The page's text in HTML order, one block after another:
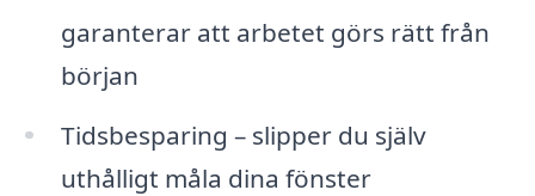
garanterar att arbetet görs rätt från
början
Tidsbesparing – slipper du själv
uthålligt måla dina fönster